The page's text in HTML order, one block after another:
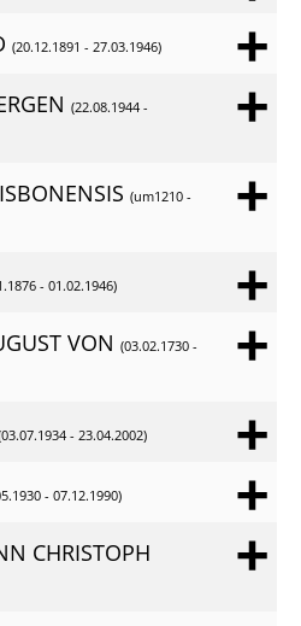
(20.12.1891 - 27.03.1946)
(22.08.1944 -
(um1210 -
- 01.02.1946)
VON (03.02.1730 -
- 23.04.2002)
- 07.12.1990)
CHRISTOPH